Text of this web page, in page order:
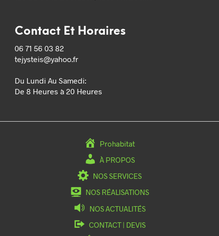
Contact Et Horaires
06 71 56 03 82
tejysteis@yahoo.fr
Du Lundi Au Samedi:
De 8 Heures à 20 Heures
Prohabitat
À PROPOS
NOS SERVICES
NOS RÉALISATIONS
NOS ACTUALITÉS
CONTACT | DEVIS